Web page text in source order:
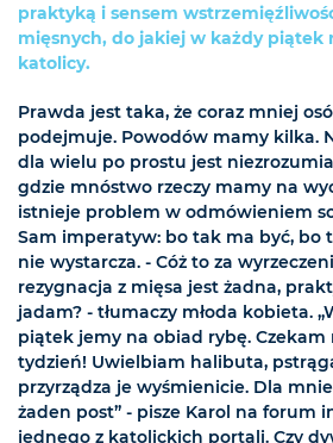
praktyką i sensem
mięsnych, do jakiej w każdy piątek
katolicy.
Prawda jest taka, że coraz mniej
podejmuje. Powodów mamy kilka.
dla wielu po prostu jest
gdzie mnóstwo rzeczy mamy na
istnieje problem w odmówieniem
Sam imperatyw: bo tak ma być, bo
nie wystarcza. - Cóż to za
rezygnacja z mięsa jest żadna,
jadam? - tłumaczy młoda kobieta.
piątek jemy na obiad rybę. Czekam
tydzień! Uwielbiam halibuta,
przyrządza je wyśmienicie. Dla
żaden post” - pisze Karol na forum
jednego z katolickich portali. Czy